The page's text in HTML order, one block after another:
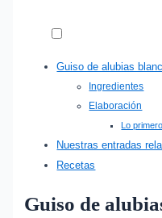
Guiso de alubias
Ingredientes
Elaboración
Lo
Nuestras entradas
Recetas
Guiso de